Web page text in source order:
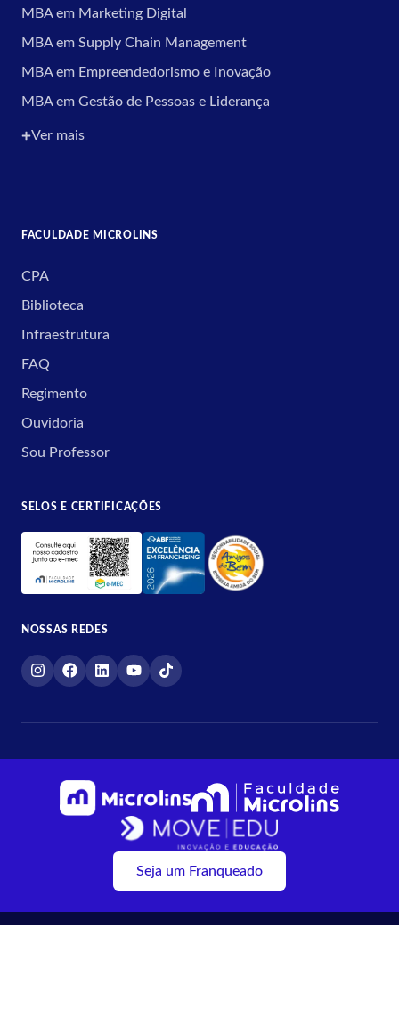
MBA em Marketing Digital
MBA em Supply Chain Management
MBA em Empreendedorismo e Inovação
MBA em Gestão de Pessoas e Liderança
Ver mais
FACULDADE MICROLINS
CPA
Biblioteca
Infraestrutura
FAQ
Regimento
Ouvidoria
Sou Professor
SELOS E CERTIFICAÇÕES
NOSSAS REDES
Seja um Franqueado